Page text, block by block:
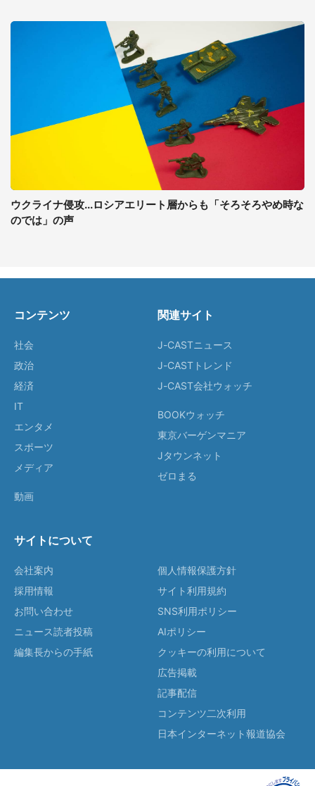
ウクライナ侵攻...ロシアエリート層からも「そろそろやめ時な
のでは」の声
コンテンツ
社会
政治
経済
IT
エンタメ
スポーツ
メディア
動画
関連サイト
J-CASTニュース
J-CASTトレンド
J-CAST会社ウォッチ
BOOKウォッチ
東京バーゲンマニア
Jタウンネット
ゼロまる
サイトについて
会社案内
採用情報
お問い合わせ
ニュース読者投稿
編集長からの手紙
個人情報保護方針
サイト利用規約
SNS利用ポリシー
AIポリシー
クッキーの利用について
広告掲載
記事配信
コンテンツ二次利用
日本インターネット報道協会